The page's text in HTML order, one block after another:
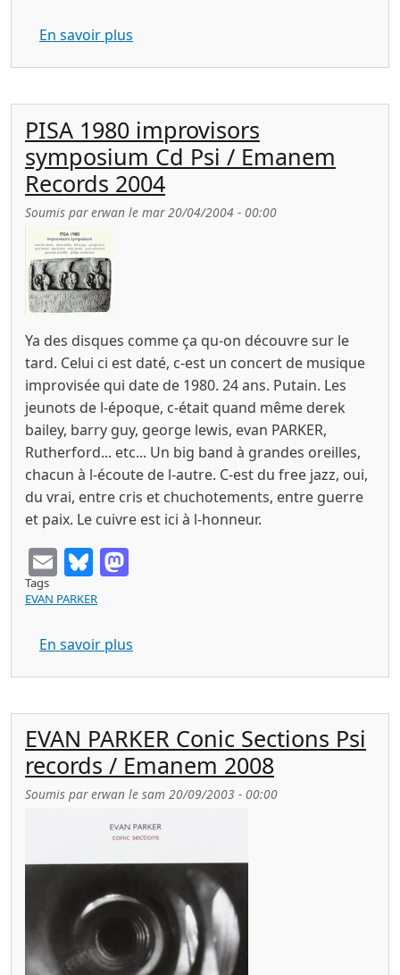
En savoir plus
PISA 1980 improvisors
symposium Cd Psi / Emanem
Records 2004
Soumis parerwan le mar 20/04/2004 - 00:00
Ya des disques comme ça qu-on découvre sur le
tard. Celui ci est daté, c-est un concert de musique
improvisée qui date de 1980. 24 ans. Putain. Les
jeunots de l-époque, c-était quand même derek
bailey, barry guy, george lewis, evan PARKER,
Rutherford... etc... Un big band à grandes oreilles,
chacun à l-écoute de l-autre. C-est du free jazz, oui,
du vrai, entre cris et chuchotements, entre guerre
et paix. Le cuivre est ici à l-honneur.
EmailBluesky
Tags
EVAN PARKER
En savoir plus
EVAN PARKER Conic Sections Psi
records / Emanem 2008
Soumis parerwan le sam 20/09/2003 - 00:00